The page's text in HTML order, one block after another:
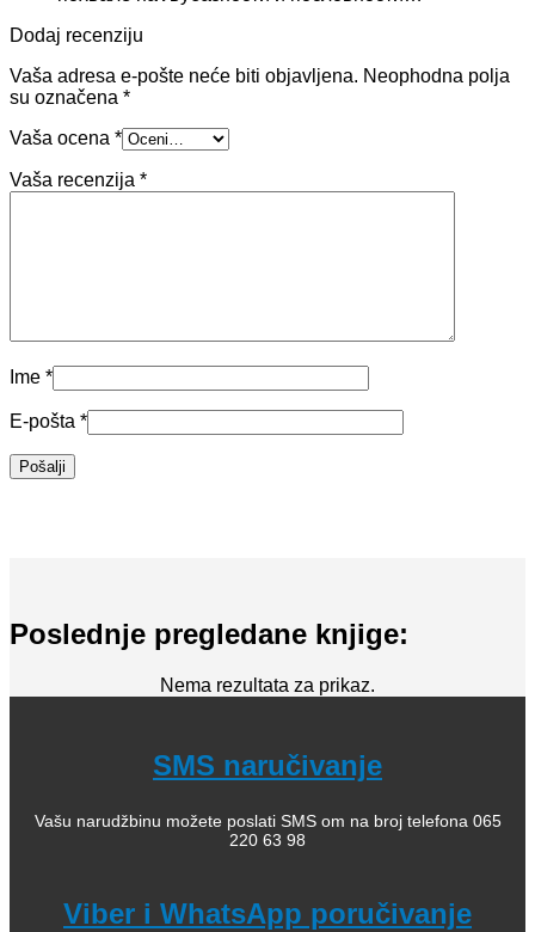
Dodaj recenziju
Vaša adresa e-pošte neće biti objavljena. Neophodna polja
su označena *
Vaša ocena *
Vaša recenzija *
Ime *
E-pošta *
Poslednje pregledane knjige:
Nema rezultata za prikaz.
SMS naručivanje
Vašu narudžbinu možete poslati SMS om na broj telefona 065
220 63 98
Viber i WhatsApp poručivanje